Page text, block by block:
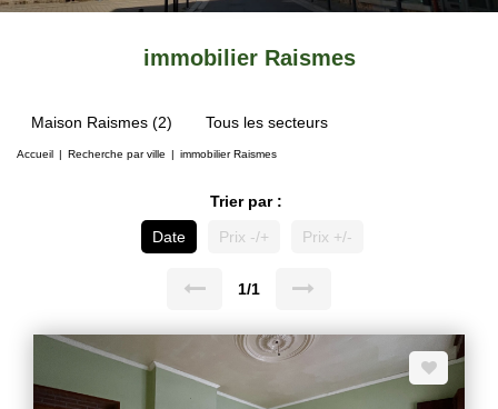
immobilier Raismes
Maison Raismes (2) Tous les secteurs
Accueil Recherche par ville immobilier Raismes
Trier par :
Date
Prix -/+ Prix +/-
1/1